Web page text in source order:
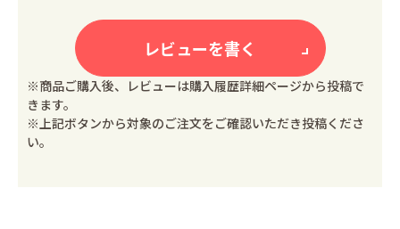
レビューを書く
※商品ご購入後、レビューは購入履歴詳細ページから投稿で
きます。
※上記ボタンから対象のご注文をご確認いただき投稿くださ
い。